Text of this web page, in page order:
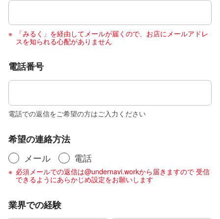
「みるく」を経由してメールが届くので、お店にメールアドレ
スを知られる心配がありません
電話番号
電話での返信をご希望の方はご入力ください
希望の連絡方法
メール
電話
必須メールでの返信は@undernavi.workから届きますので 受信
できるようにあらかじめ設定をお願いします
業界での経験